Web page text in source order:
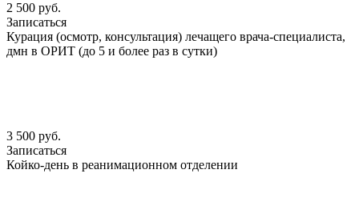
2 500 руб.
Записаться
Курация (осмотр, консультация) лечащего врача-специалиста,
дмн в ОРИТ (до 5 и более раз в сутки)
3 500 руб.
Записаться
Койко-день в реанимационном отделении